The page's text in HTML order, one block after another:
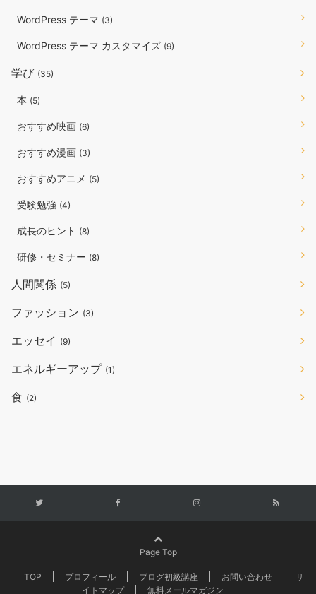
WordPress テーマ (3)
WordPress テーマ カスタマイズ (9)
学び (35)
本 (5)
おすすめ映画 (6)
おすすめ漫画 (3)
おすすめアニメ (5)
受験勉強 (4)
成長のヒント (8)
研修・セミナー (8)
人間関係 (5)
ファッション (3)
エッセイ (9)
エネルギーアップ (1)
食 (2)
Page Top
TOP プロフィール ブログ初級講座 お問い合わせ
サ
イトマップ
無料メールマガジン